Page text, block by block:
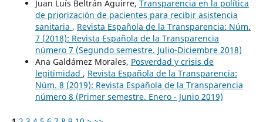
Juan Luís Beltrán Aguirre, Transparencia en la política
de priorización de pacientes para recibir asistencia
sanitaria , Revista Española de la Transparencia: Núm.
7 (2018): Revista Española de la Transparencia
número 7 (Segundo semestre. Julio-Diciembre 2018)
Ana Galdámez Morales, Posverdad y crisis de
legitimidad , Revista Española de la Transparencia:
Núm. 8 (2019): Revista Española de la Transparencia
número 8 (Primer semestre. Enero - Junio 2019)